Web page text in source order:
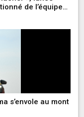
de l’équipe
s’envole au mont